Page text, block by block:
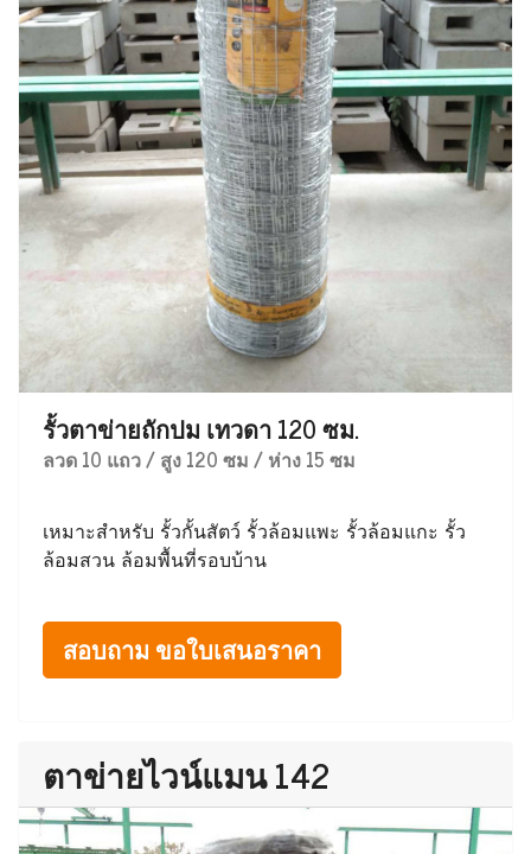
รั้วตาข่ายถักปม เทวดา 120 ซม.
ลวด 10 แถว / สูง 120 ซม / ห่าง 15 ซม
เหมาะสำหรับ รั้วกั้นสัตว์ รั้วล้อมแพะ รั้วล้อมแกะ รั้ว
ล้อมสวน ล้อมพื้นที่รอบบ้าน
สอบถาม ขอใบเสนอราคา
ตาข่ายไวน์แมน 142